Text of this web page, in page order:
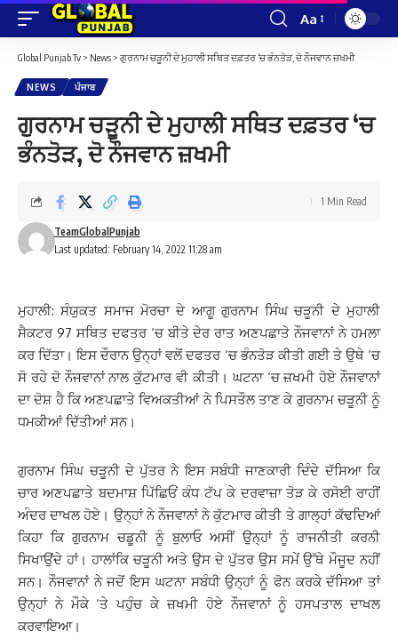
Font
Resizer
Aa
Global Punjab Tv > News > ਗੁਰਨਾਮ ਚੜੂਨੀ ਦੇ ਮੁਹਾਲੀ ਸਥਿਤ ਦਫ਼ਤਰ ‘ਚ ਭੰਨਤੋੜ, ਦੋ ਨੌਜਵਾਨ ਜ਼ਖਮੀ
NEWS ਪੰਜਾਬ
ਗੁਰਨਾਮ ਚੜੂਨੀ ਦੇ ਮੁਹਾਲੀ ਸਥਿਤ ਦਫ਼ਤਰ ‘ਚ
ਭੰਨਤੋੜ, ਦੋ ਨੌਜਵਾਨ ਜ਼ਖਮੀ
Last updated: February 14, 2022 11:28 am
TeamGlobalPunjab
1 Min Read
ਮੁਹਾਲੀ: ਸੰਯੁਕਤ ਸਮਾਜ ਮੋਰਚਾ ਦੇ ਆਗੂ ਗੁਰਨਾਮ ਸਿੰਘ ਚੜੂਨੀ ਦੇ ਮੁਹਾਲੀ
ਸੈਕਟਰ 97 ਸਥਿਤ ਦਫਤਰ ‘ਚ ਬੀਤੇ ਦੇਰ ਰਾਤ ਅਣਪਛਾਤੇ ਨੌਜਵਾਨਾਂ ਨੇ ਹਮਲਾ
ਕਰ ਦਿੱਤਾ। ਇਸ ਦੌਰਾਨ ਉਨ੍ਹਾਂ ਵਲੋਂ ਦਫਤਰ ‘ਚ ਭੰਨਤੋੜ ਕੀਤੀ ਗਈ ਤੇ ਉਥੇ ‘ਚ
ਸੋ ਰਹੇ ਦੋ ਨੌਜਵਾਨਾਂ ਨਾਲ ਕੁੱਟਮਾਰ ਵੀ ਕੀਤੀ। ਘਟਨਾ ‘ਚ ਜ਼ਖਮੀ ਹੋਏ ਨੌਜਵਾਨਾਂ
ਦਾ ਦੋਸ਼ ਹੈ ਕਿ ਅਣਪਛਾਤੇ ਵਿਅਕਤੀਆਂ ਨੇ ਪਿਸਤੌਲ ਤਾਣ ਕੇ ਗੁਰਨਾਮ ਚੜੂਨੀ ਨੂੰ
ਧਮਕੀਆਂ ਦਿੱਤੀਆਂ ਸਨ।
ਗੁਰਨਾਮ ਸਿੰਘ ਚੜੂਨੀ ਦੇ ਪੁੱਤਰ ਨੇ ਇਸ ਸਬੰਧੀ ਜਾਣਕਾਰੀ ਦਿੰਦੇ ਦੱਸਿਆ ਕਿ
ਚਾਰ ਅਣਪਛਾਤੇ ਬਦਮਾਸ਼ ਪਿੱਛਿਓਂ ਕੰਧ ਟੱਪ ਕੇ ਦਰਵਾਜ਼ਾ ਤੋੜ ਕੇ ਰਸੋਈ ਰਾਹੀਂ
ਅੰਦਰ ਦਾਖਲ ਹੋਏ। ਉਨ੍ਹਾਂ ਨੇ ਨੌਜਵਾਨਾਂ ਨੇ ਕੁੱਟਮਾਰ ਕੀਤੀ ਤੇ ਗਾਲ੍ਹਾਂ ਕੱਢਦਿਆਂ
ਕਿਹਾ ਕਿ ਗੁਰਨਾਮ ਚਡੂਨੀ ਨੂੰ ਬੁਲਾਓ ਅਸੀਂ ਉਨ੍ਹਾਂ ਨੂੰ ਰਾਜਨੀਤੀ ਕਰਨੀ
ਸਿਖਾਉਂਦੇ ਹਾਂ। ਹਾਲਾਂਕਿ ਚੜੂਨੀ ਅਤੇ ਉਸ ਦੇ ਪੁੱਤਰ ਉਸ ਸਮੇਂ ਉੱਥੇ ਮੌਜੂਦ ਨਹੀਂ
ਸਨ। ਨੌਜਵਾਨਾਂ ਨੇ ਜਦੋਂ ਇਸ ਘਟਨਾ ਸਬੰਧੀ ਉਨ੍ਹਾਂ ਨੂੰ ਫੋਨ ਕਰਕੇ ਦੱਸਿਆ ਤਾਂ
ਉਨ੍ਹਾਂ ਨੇ ਮੌਕੇ ‘ਤੇ ਪਹੁੰਚ ਕੇ ਜ਼ਖਮੀ ਹੋਏ ਨੌਜਵਾਨਾਂ ਨੂੰ ਹਸਪਤਾਲ ਦਾਖਲ
ਕਰਵਾਇਆ।